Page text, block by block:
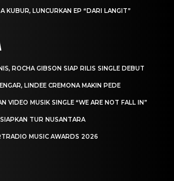
KUBUR, LUNCURKAN EP “DARI LANGIT”
ROCHA GIBSON SIAP RILIS SINGLE DEBUT
LINDEE CREMONA MAKIN PEDE
VIDEO MUSIK SINGLE “WE ARE NOT FALL IN”
TUR NUSANTARA
MUSIC AWARDS 2026